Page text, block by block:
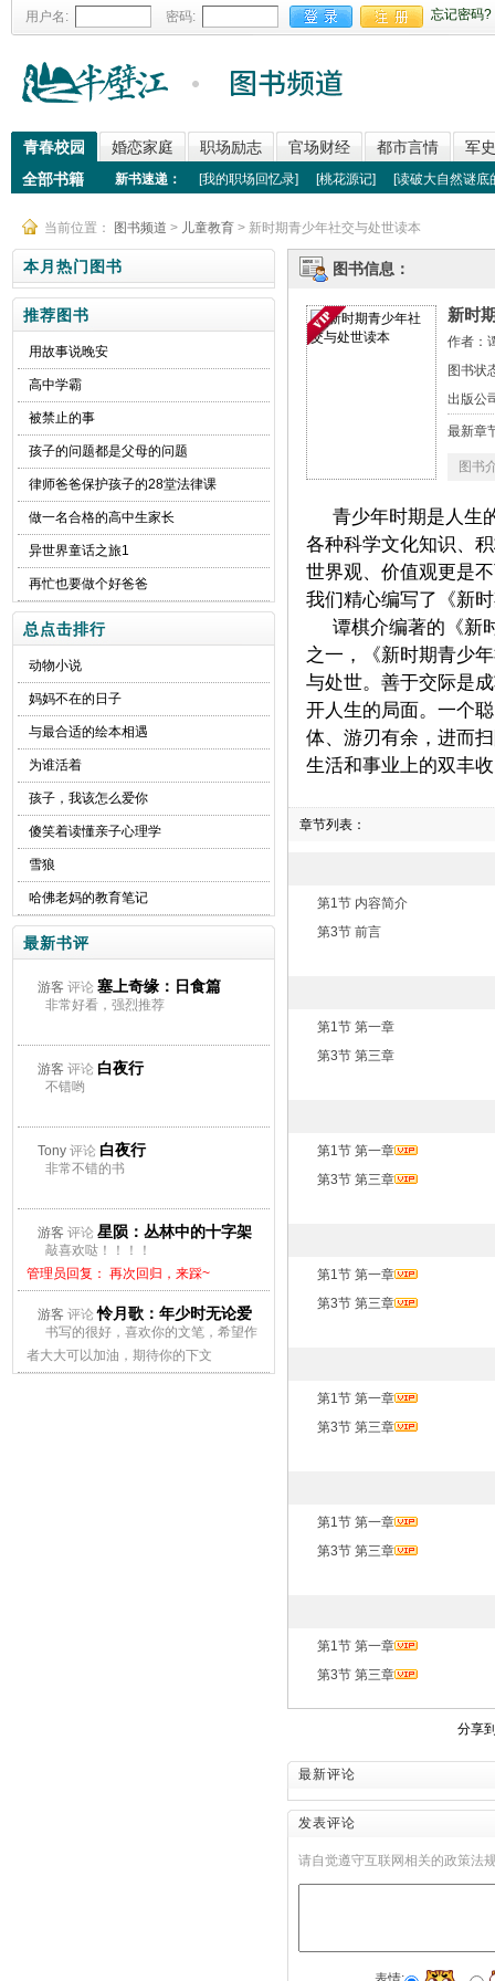
用户名: 密码: 忘记密码?
青春校园 婚恋家庭 职场励志 官场财经 都市言情
军
全部书籍
新书速递： [我的职场回忆录] [桃花源记] [读破大自然谜底
当前位置： 图书频道 > 儿童教育 > 新时期青少年社交与处世读本
本月热门图书
推荐图书
用故事说晚安
高中学霸
被禁止的事
孩子的问题都是父母的问题
律师爸爸保护孩子的28堂法律课
做一名合格的高中生家长
异世界童话之旅1
再忙也要做个好爸爸
总点击排行
动物小说
妈妈不在的日子
与最合适的绘本相遇
为谁活着
孩子，我该怎么爱你
傻笑着读懂亲子心理学
雪狼
哈佛老妈的教育笔记
最新书评
游客 评论 塞上奇缘：日食篇
非常好看，强烈推荐
游客 评论 白夜行
不错哟
Tony 评论 白夜行
非常不错的书
游客 评论 星陨：丛林中的十字架
敲喜欢哒！！！！
管理员回复： 再次回归，来踩~
游客 评论怜月歌：年少时无论爱
上谁都会痛
书写的很好，喜欢你的文笔，希望作
者大大可以加油，期待你的下文
管理员回复： 再次回归，来踩~
图书信息：
新时
作者：
图书状
出版公
最新章
图书
青少年时期是人生
各种科学文化知识、
世界观、价值观更是
我们精心编写了《新
谭棋介编著的《新
之一，《新时期青少
与处世。善于交际是
开人生的局面。一个
体、游刃有余，进而
生活和事业上的双丰
章节列表：
第1节 内容简介
第3节 前言
第1节 第一章
第3节 第三章
第1节 第一章
第3节 第三章
第1节 第一章
第3节 第三章
第1节 第一章
第3节 第三章
第1节 第一章
第3节 第三章
第1节 第一章
第3节 第三章
分享
最新评论
发表评论
请自觉遵守互联网相关的政策法